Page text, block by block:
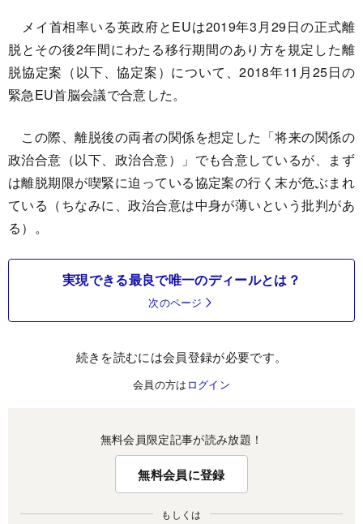
メイ首相率いる英政府とEUは2019年3月29日の正式離
脱とその後2年間にわたる移行期間のあり方を規定した離
脱協定案（以下、協定案）について、2018年11月25日の
緊急EU首脳会議で合意した。
この際、離脱後の両者の関係を想定した「将来の関係の
政治合意（以下、政治合意）」でも合意しているが、まず
は離脱期限が喫緊に迫っている協定案の行く末が危ぶまれ
ている（ちなみに、政治合意は中身が薄いという批判があ
る）。
実現できる最良で唯一のディールとは？
次のページ
続きを読むには会員登録が必要です。
会員の方は ログイン
無料会員限定記事が読み放題！
無料会員に登録
もしくは